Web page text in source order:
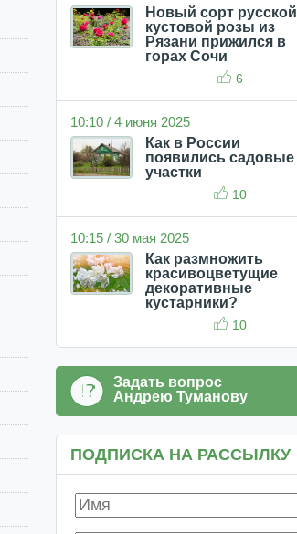
Новый сорт русской
кустовой розы из
Рязани прижился в
горах Сочи
6
10:10 / 4 июня 2025
Как в России
появились садовые
участки
10
10:15 / 30 мая 2025
Как размножить
красивоцветущие
декоративные
кустарники?
10
Задать вопрос
Андрею Туманову
ПОДПИСКА НА РАССЫЛКУ